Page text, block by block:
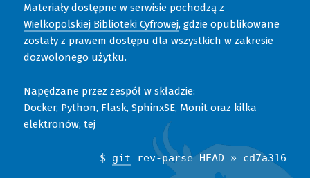
Materiały dostępne w serwisie pochodzą z
Wielkopolskiej Biblioteki Cyfrowej, gdzie opublikowane
zostały z prawem dostępu dla wszystkich w zakresie
dozwolonego użytku.
Napędzane przez zespół w składzie:
Docker, Python, Flask, SphinxSE, Monit oraz kilka
elektronów, tej
$ git rev-parse HEAD » cd7a316